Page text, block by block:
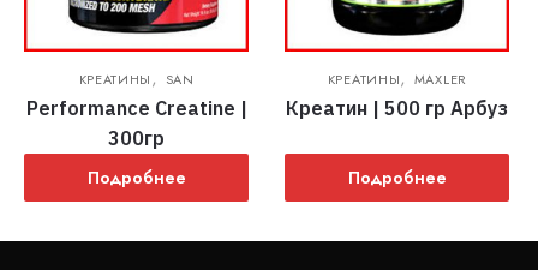
КРЕАТИНЫ, SAN
Performance Creatine |
300гр
Подробнее
КРЕАТИНЫ, MAXLER
Креатин | 500 гр Арбуз
Подробнее